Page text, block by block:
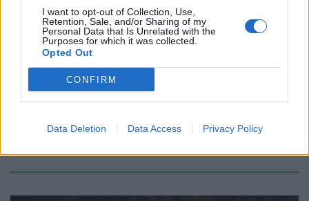
I want to opt-out of Collection, Use,
Retention, Sale, and/or Sharing of my
Personal Data that Is Unrelated with the
Purposes for which it was collected.
Opted Out
CONFIRM
Data Deletion Data Access Privacy Policy
CHAMPIONS CUP
Page-Relo e Nicotera grandi prove,
Marco Bortolami vince all'esordio
Pagina 1 di 34